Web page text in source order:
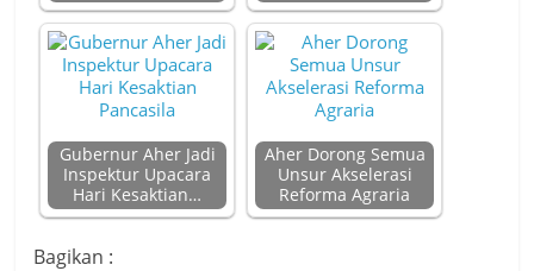
Gubernur Aher Jadi
Inspektur Upacara
Hari Kesaktian…
Aher Dorong Semua
Unsur Akselerasi
Reforma Agraria
Bagikan :